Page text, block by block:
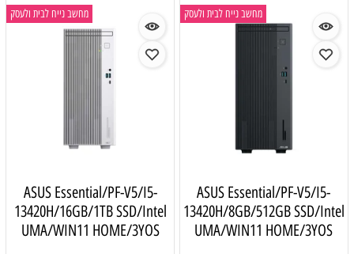
מחשב נייח לבית ולעסק
ASUS Essential/PF-V5/I5-
13420H/8GB/512GB SSD/Intel
UMA/WIN11 HOME/3YOS
מחשב נייח לבית ולעסק
ASUS Essential/PF-V5/I5-
13420H/16GB/1TB SSD/Intel
UMA/WIN11 HOME/3YOS